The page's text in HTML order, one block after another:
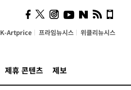
K-Artprice 프라임뉴시스 위클리뉴시스
제휴 콘텐츠 제보
사이 해답 찾았죠"…알을
깨고 나온 '초자아'